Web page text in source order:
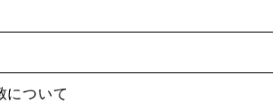
について